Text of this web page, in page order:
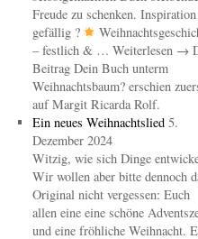
Freude zu schenken. Inspiration
gefällig ?
– festlich & … Weiterlesen →
Beitrag Dein Buch unterm
Weihnachtsbaum? erschien
auf Margit Ricarda Rolf.
Ein neues Weihnachtslied 5.
Dezember 2024
Witzig, wie sich Dinge
Wir wollen aber bitte dennoch
Original nicht vergessen: Euch
allen eine eine schöne
und eine fröhliche Weihnacht.